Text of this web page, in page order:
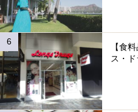
【食
ス・ド